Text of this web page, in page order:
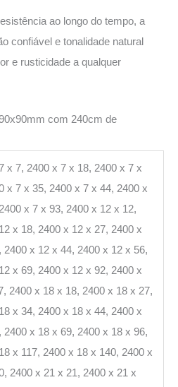
ao longo do tempo, a
confiável e tonalidade natural
e rusticidade a qualquer
com 240cm de
x 7, 2400 x 7 x 18, 2400 x 7 x
x 7 x 35, 2400 x 7 x 44, 2400 x
x 7 x 93, 2400 x 12 x 12,
x 18, 2400 x 12 x 27, 2400 x
2400 x 12 x 44, 2400 x 12 x 56,
x 69, 2400 x 12 x 92, 2400 x
2400 x 18 x 18, 2400 x 18 x 27,
x 34, 2400 x 18 x 44, 2400 x
2400 x 18 x 69, 2400 x 18 x 96,
x 117, 2400 x 18 x 140, 2400 x
2400 x 21 x 21, 2400 x 21 x